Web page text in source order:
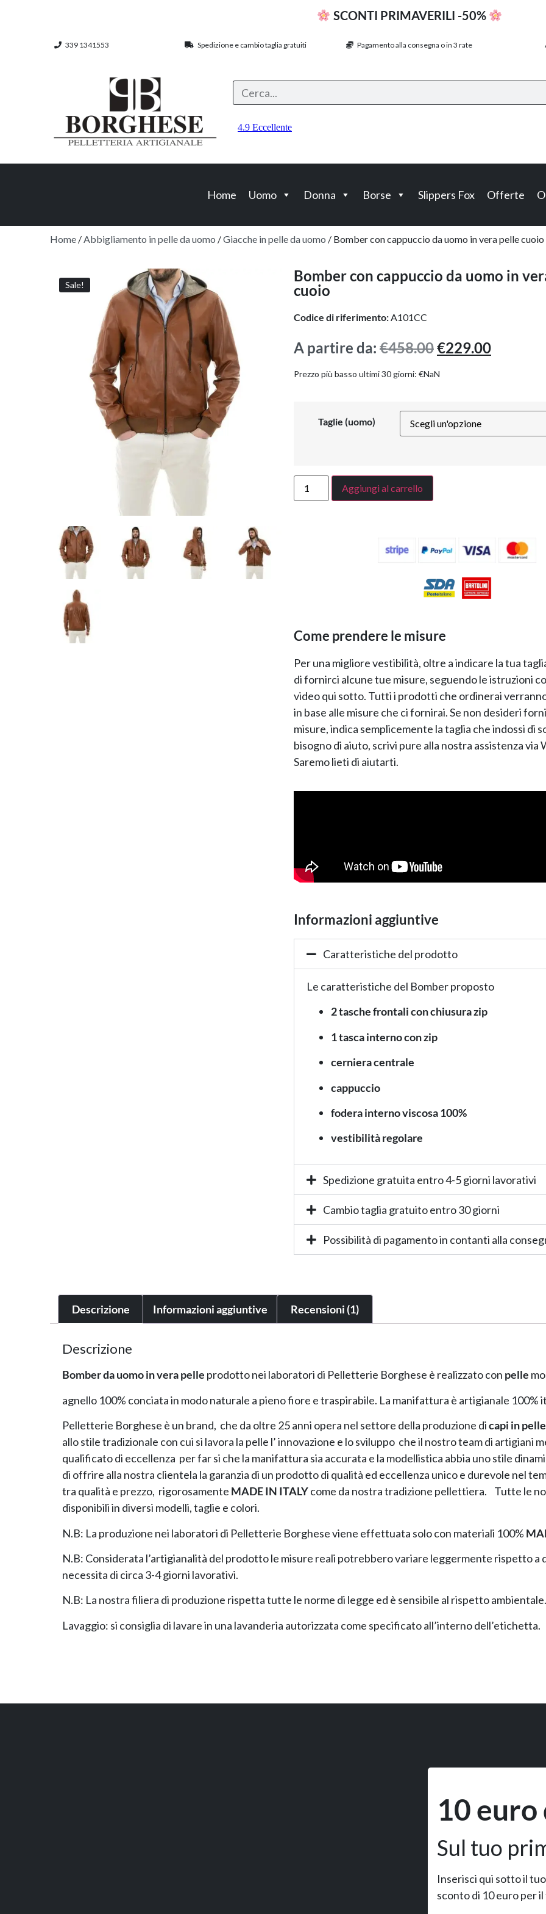
SCONTI PRIMAVERILI -50%
339 1341553 Spedizione e cambio taglia gratuiti Pagamento alla consegna o in 3 rate
Home Uomo Donna Borse Slippers Fox Offerte
Home /Abbigliamento in pelle da uomo /Giacche in pelle da uomo / Bomber con cappuccio da uomo in vera pelle cuoio
Sale!
Bomber con cappuccio da uomo in
cuoio
Codice di riferimento:A101CC
A partire da: €458.00€229.00
Prezzo più basso ultimi 30 giorni: €NaN
Taglie (uomo)
Aggiungi al carrello
Come prendere le misure
Per una migliore vestibilità, oltre a indicare la tua
di fornirci alcune tue misure, seguendo le istruzioni
video qui sotto. Tutti i prodotti che ordinerai
in base alle misure che ci fornirai. Se non desideri
misure, indica semplicemente la taglia che indossi di
bisogno di aiuto, scrivi pure alla nostra assistenza via
Saremo lieti di aiutarti.
Informazioni aggiuntive
Caratteristiche del prodotto
Le caratteristiche del Bomber proposto
2 tasche frontali con chiusura zip
1 tasca interno con zip
cerniera centrale
cappuccio
fodera interno viscosa 100%
vestibilità regolare
Spedizione gratuita entro 4-5 giorni lavorativi
Cambio taglia gratuito entro 30 giorni
Possibilità di pagamento in contanti alla
Descrizione Informazioni aggiuntive Recensioni (1)
Descrizione
Bomber da uomo in vera pelle prodotto nei laboratori di Pelletterie Borghese è realizzato con pelle
agnello 100% conciata in modo naturale a pieno fiore e traspirabile. La manifattura è artigianale 100%
Pelletterie Borghese è un brand, che da oltre 25 anni opera nel settore della produzione dicapi in pelle
allo stile tradizionale con cui si lavora la pelle l’ innovazione e lo sviluppo che il nostro team di artigiani
qualificato di eccellenza per far si che la manifattura sia accurata e la modellistica abbia uno stile
di offrire alla nostra clientela la garanzia di un prodotto di qualità ed eccellenza unico e durevole nel
tra qualità e prezzo, rigorosamente MADE IN ITALYcome da nostra tradizione pellettiera. Tutte le
disponibili in diversi modelli, taglie e colori.
N.B: La produzione nei laboratori di Pelletterie Borghese viene effettuata solo con materiali 100%
N.B: Considerata l’artigianalità del prodotto le misure reali potrebbero variare leggermente rispetto
necessita di circa 3-4 giorni lavorativi.
N.B: La nostra filiera di produzione rispetta tutte le norme di legge ed è sensibile al rispetto ambientale.
Lavaggio: si consiglia di lavare in una lavanderia autorizzata come specificato all’interno dell’etichetta.
10 euro
Sul tuo
Inserisci qui sotto il
sconto di 10 euro per